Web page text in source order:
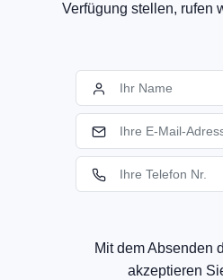
Verfügung stellen, rufen
Mit dem Absenden
akzeptieren